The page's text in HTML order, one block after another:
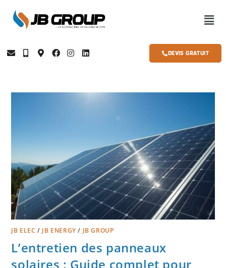
DEVIS GRATUIT
JB ELEC / JB ENERGY / JB GROUP
L’entretien des panneaux
solaires : Guide complet pour